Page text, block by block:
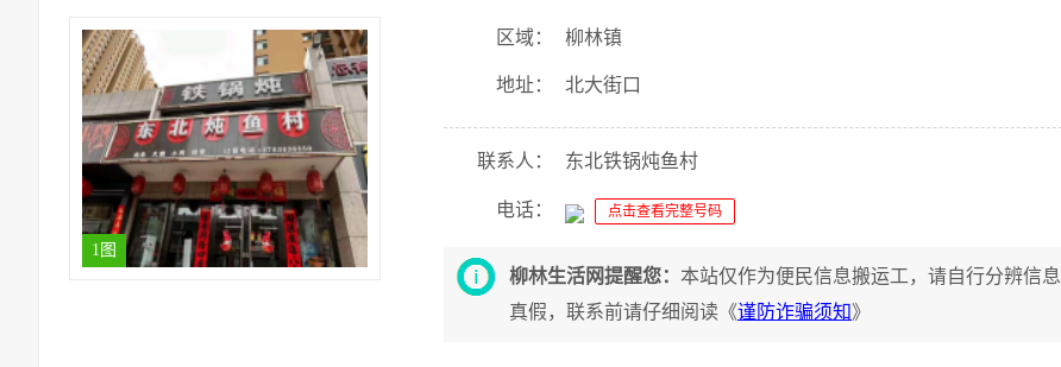
1图
区域： 柳林镇
地址： 北大街口
联系人： 东北铁锅炖鱼村
电话： 点击查看完整号码
柳林生活网提醒您： 本站仅作为便民信息搬运工，请自行分辨信息
真假，联系前请仔细阅读《谨防诈骗须知》